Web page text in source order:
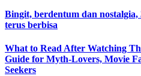
Bingit, berdentum dan
terus berbisa
What to Read After Watching
Guide for Myth-Lovers, Movie
Seekers